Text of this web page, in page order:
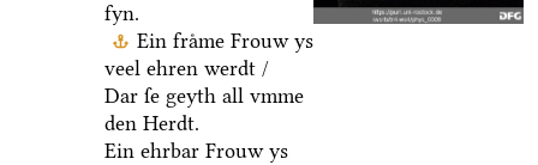
fyn.
Ein fraͤme Frouw ys
veel ehren werdt /
Dar ſe geyth all vmme
den Herdt.
Ein ehrbar Frouw ys